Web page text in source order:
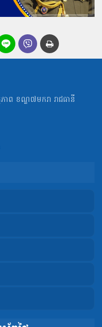
ាព ខណ្ឌ៧មករា រាជធានី